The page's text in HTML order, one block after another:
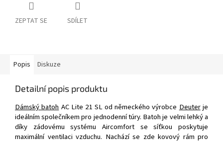
ZEPTAT SE SDÍLET
Popis Diskuze
Detailní popis produktu
Dámský batoh AC Lite 21 SL od německého výrobce Deuterje
ideálním společníkem pro jednodenní túry. Batoh je velmi lehký a
díky zádovému systému Aircomfort se síťkou poskytuje
maximální ventilaci vzduchu. Nachází se zde kovový rám pro